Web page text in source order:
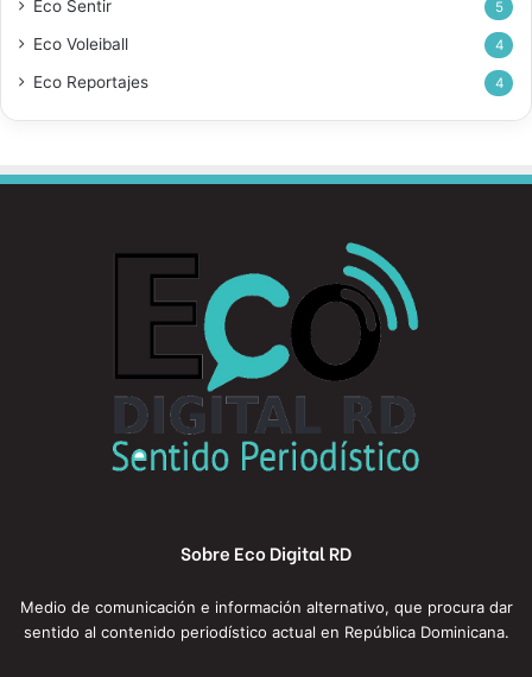
Eco Sentir 5
Eco Voleiball 4
Eco Reportajes 4
Sobre Eco Digital RD
Medio de comunicación e información alternativo, que procura dar
sentido al contenido periodístico actual en República Dominicana.